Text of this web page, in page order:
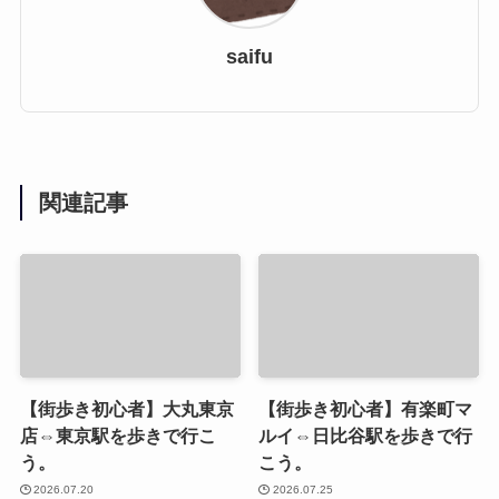
saifu
関連記事
【街歩き初心者】大丸東京
店⇔東京駅を歩きで行こ
う。
2026.07.20
【街歩き初心者】有楽町マ
ルイ⇔日比谷駅を歩きで行
こう。
2026.07.25